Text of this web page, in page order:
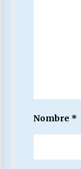
Nombre *